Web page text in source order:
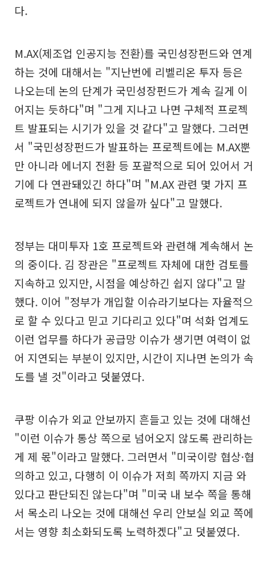
다.
M.AX(제조업 인공지능 전환)를 국민성장펀드와 연계
하는 것에 대해서는 "지난번에 리벨리온 투자 등은
나오는데 논의 단계가 국민성장펀드가 계속 길게 이
어지는 듯하다"며 "그게 지나고 나면 구체적 프로젝
트 발표되는 시기가 있을 것 같다"고 말했다. 그러면
서 "국민성장펀드가 발표하는 프로젝트에는 M.AX뿐
만 아니라 에너지 전환 등 포괄적으로 되어 있어서 거
기에 다 연관돼있긴 하다"며 "M.AX 관련 몇 가지 프
로젝트가 연내에 되지 않을까 싶다"고 말했다.
정부는 대미투자 1호 프로젝트와 관련해 계속해서 논
의 중이다. 김 장관은 "프로젝트 자체에 대한 검토를
지속하고 있지만, 시점을 예상하긴 쉽지 않다"고 말
했다. 이어 "정부가 개입할 이슈라기보다는 자율적으
로 할 수 있다고 믿고 기다리고 있다"며 석화 업계도
이런 업무를 하다가 공급망 이슈가 생기면 여력이 없
어 지연되는 부분이 있지만, 시간이 지나면 논의가 속
도를 낼 것"이라고 덧붙였다.
쿠팡 이슈가 외교 안보까지 흔들고 있는 것에 대해선
"이런 이슈가 통상 쪽으로 넘어오지 않도록 관리하는
게 제 몫"이라고 말했다. 그러면서 "미국이랑 협상·협
의하고 있고, 다행히 이 이슈가 저희 쪽까지 지금 와
있다고 판단되진 않는다"며 "미국 내 보수 쪽을 통해
서 목소리 나오는 것에 대해선 우리 안보실 외교 쪽에
서는 영향 최소화되도록 노력하겠다"고 덧붙였다.